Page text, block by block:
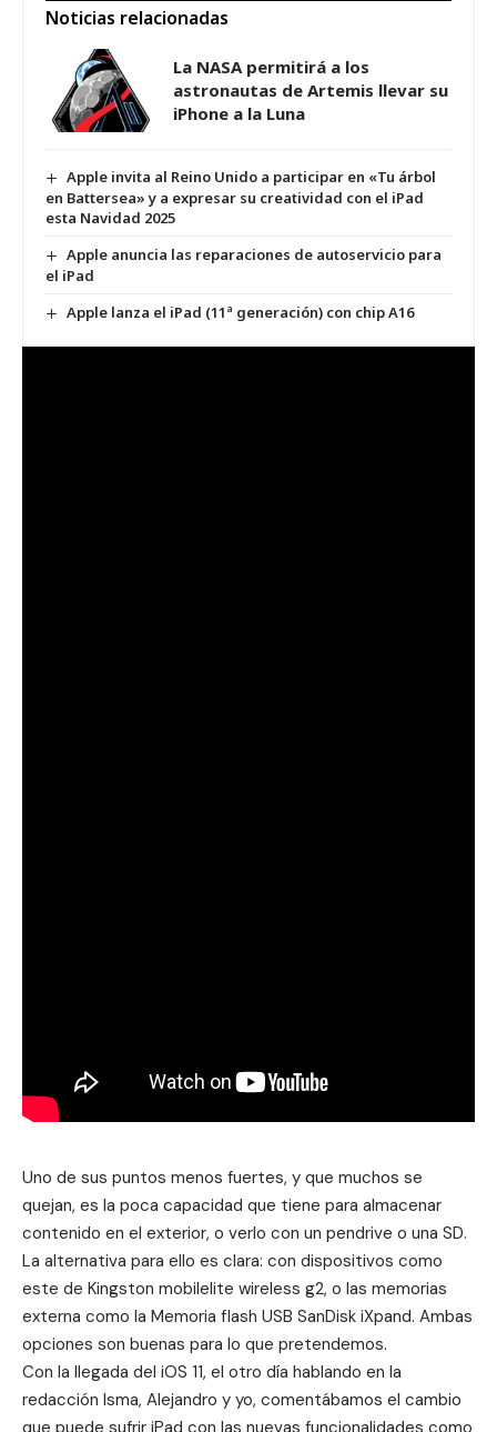
Noticias relacionadas
La NASA permitirá a los
astronautas de Artemis llevar su
iPhone a la Luna
Apple invita al Reino Unido a participar en «Tu árbol
en Battersea» y a expresar su creatividad con el iPad
esta Navidad 2025
Apple anuncia las reparaciones de autoservicio para
el iPad
Apple lanza el iPad (11ª generación) con chip A16
Uno de sus puntos menos fuertes, y que muchos se
quejan, es la poca capacidad que tiene para almacenar
contenido en el exterior, o verlo con un pendrive o una SD.
La alternativa para ello es clara: con dispositivos como
este de Kingston mobilelite wireless g2, o las memorias
externa como la Memoria flash USB SanDisk iXpand. Ambas
opciones son buenas para lo que pretendemos.
Con la llegada del iOS 11, el otro día hablando en la
redacción Isma, Alejandro y yo, comentábamos el cambio